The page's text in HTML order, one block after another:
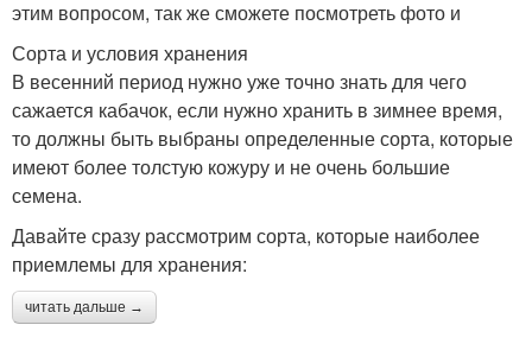
этим вопросом, так же сможете посмотреть фото и
Сорта и условия хранения
В весенний период нужно уже точно знать для чего
сажается кабачок, если нужно хранить в зимнее время,
то должны быть выбраны определенные сорта, которые
имеют более толстую кожуру и не очень большие
семена.
Давайте сразу рассмотрим сорта, которые наиболее
приемлемы для хранения:
читать дальше →